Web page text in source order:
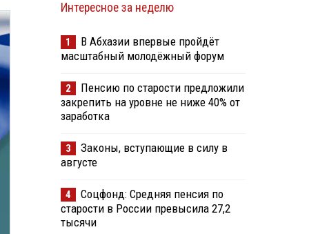
Интересное за неделю
1
В Абхазии впервые пройдёт
масштабный молодёжный форум
2
Пенсию по старости предложили
закрепить на уровне не ниже 40% от
заработка
3
Законы, вступающие в силу в
августе
4
Соцфонд: Средняя пенсия по
старости в России превысила 27,2
тысячи